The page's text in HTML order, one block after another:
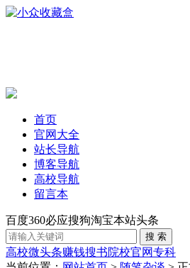
首页
官网大全
站长导航
博客导航
高校导航
留言本
百度360必应搜狗淘宝本站头条
高校微头条赚钱搜书院校官网专科